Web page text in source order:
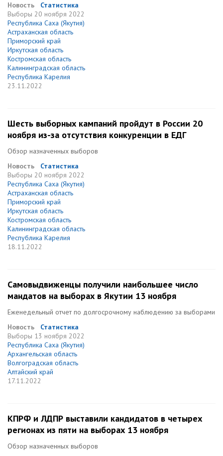
Новость
Статистика
Выборы 20 ноября 2022
Республика Саха (Якутия)
Астраханская область
Приморский край
Иркутская область
Костромская область
Калининградская область
Республика Карелия
23.11.2022
Шесть выборных кампаний пройдут в России 20
ноября из-за отсутствия конкуренции в ЕДГ
Обзор назначенных выборов
Новость
Статистика
Выборы 20 ноября 2022
Республика Саха (Якутия)
Астраханская область
Приморский край
Иркутская область
Костромская область
Калининградская область
Республика Карелия
18.11.2022
Самовыдвиженцы получили наибольшее число
мандатов на выборах в Якутии 13 ноября
Еженедельный отчет по долгосрочному наблюдению за выборами
Новость
Статистика
Выборы 13 ноября 2022
Республика Саха (Якутия)
Архангельская область
Волгоградская область
Алтайский край
17.11.2022
КПРФ и ЛДПР выставили кандидатов в четырех
регионах из пяти на выборах 13 ноября
Обзор назначенных выборов